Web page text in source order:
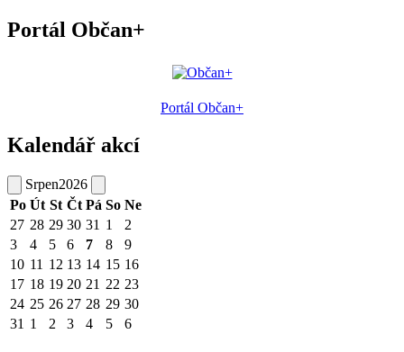
Portál Občan+
Portál Občan+
Kalendář akcí
Srpen2026
Po Út St Čt Pá So Ne
27 28 29 30 31 1
2
3
4 5 6 7 8
9
10 11 12 13 14 15 16
17 18 19 20 21 22 23
24 25 26 27 28 29 30
31 1 2 3 4 5 6